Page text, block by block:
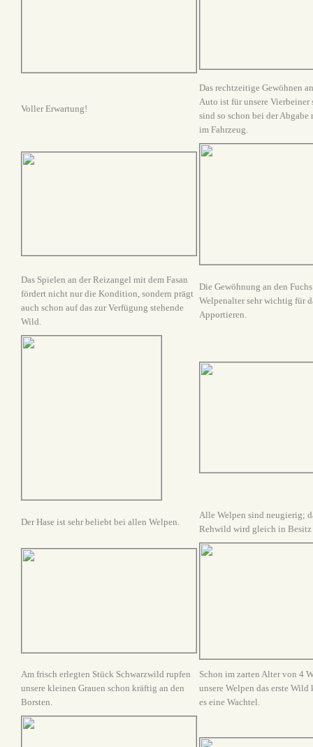
Voller Erwartung!
Das rechtzeitige Gewöhnen
Auto ist für unsere Vierbeiner
sind so schon bei der
im Fahrzeug.
Das Spielen an der Reizangel mit dem Fasan
fördert nicht nur die Kondition, sondern prägt
auch schon auf das zur Verfügung stehende
Wild.
Die Gewöhnung an den
Welpenalter sehr wichtig für
Apportieren.
Der Hase ist sehr beliebt bei allen Welpen.
Alle Welpen sind neugierig;
Rehwild wird gleich in Besitz
Am frisch erlegten Stück Schwarzwild rupfen
unsere kleinen Grauen schon kräftig an den
Borsten.
Schon im zarten Alter von 4
unsere Welpen das erste
es eine Wachtel.